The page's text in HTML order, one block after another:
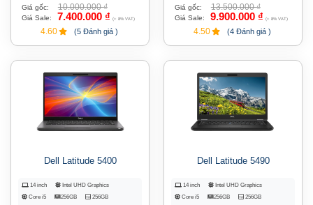
Giá gốc: 10.000.000₫
Giá Sale: 7.400.000 ₫ (+ 8% VAT)
4.60 (5 Đánh giá )
Giá gốc: 13.500.000₫
Giá Sale: 9.900.000 ₫ (+ 8% VAT)
4.50 (4 Đánh giá )
Dell Latitude 5400
14 inch
Intel UHD Graphics
Core i5
256GB 256GB
Dell Latitude 5490
14 inch
Intel UHD Graphics
Core i5
256GB 256GB